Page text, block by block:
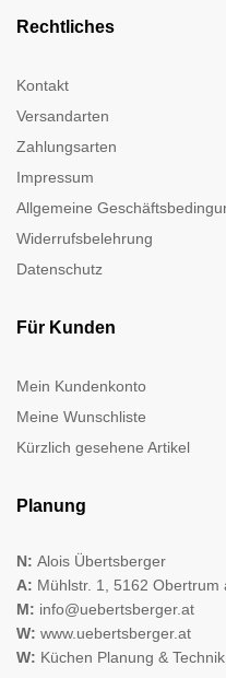
Rechtliches
Kontakt
Versandarten
Zahlungsarten
Impressum
Allgemeine
Widerrufsbelehrung
Datenschutz
Für Kunden
Mein Kundenkonto
Meine Wunschliste
Kürzlich gesehene Artikel
Planung
N: Alois Übertsberger
A: Mühlstr. 1, 5162 Obertrum
M: info@uebertsberger.at
W: www.uebertsberger.at
W: Küchen Planung & Technik